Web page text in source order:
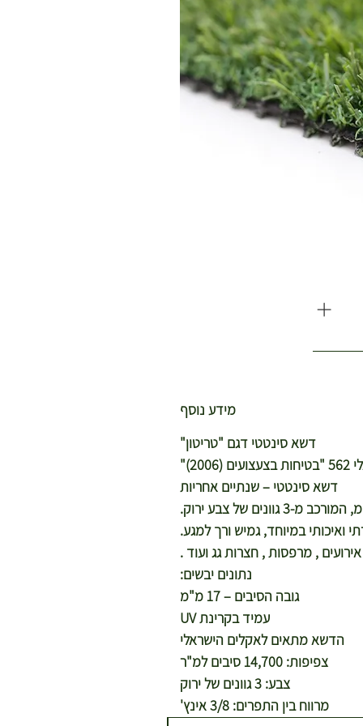
מידע נוסף
דשא סינטטי דגם "טריטון"
דשא סינטטי – שנתיים אחריות
ואיכותי במיוחד, גמיש ורך למגע.
, מרפסות , חצרות גג ועוד .
נתונים יבשים:
גובה הסיבים – 17 מ"מ
עמיד בקרינת UV
הדשא מתאים לאקלים הישראלי
צפיפות: 14,700 סיבים למ"ר
צבע: 3 גוונים של ירוק
מרווח בין התפרים: 3/8 אינץ'
משלוח עולה 35 ש”ח. כולל 1-2 ארגזים.
זמן
סוכם
אם
ניתן
שלך